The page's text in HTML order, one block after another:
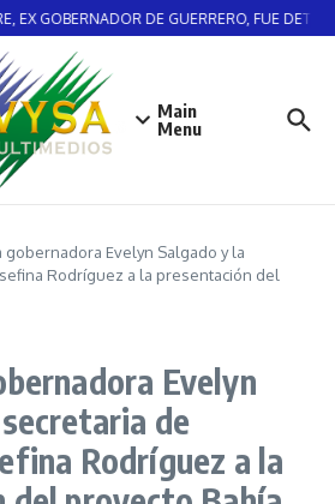
EX GOBERNADOR DE GUERRERO, FUE
Main
Menu
gobernadora Evelyn Salgado y la
Rodríguez a la presentación del
Evelyn
de
Rodríguez a la